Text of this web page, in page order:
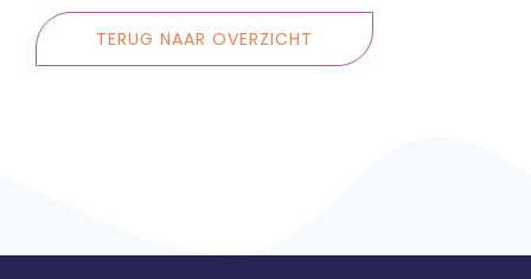
TERUG NAAR OVERZICHT